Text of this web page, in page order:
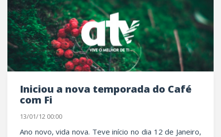
Iniciou a nova temporada do Café
com Fi
13/01/12 00:00
Ano novo, vida nova. Teve início no dia 12 de Janeiro,